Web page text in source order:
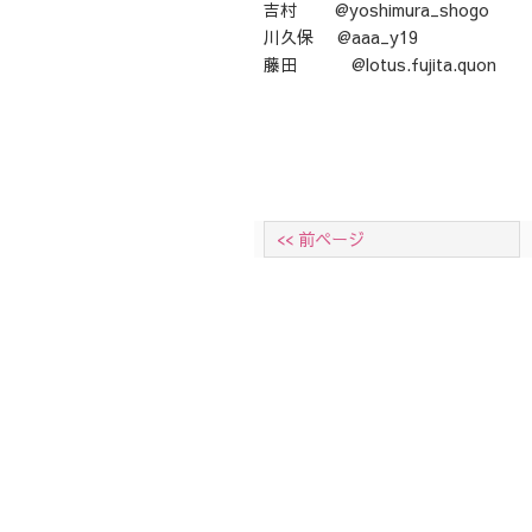
吉村 @yoshimura_shogo
川久保 @aaa_y19
藤田 @lotus.fujita.quon
<< 前ページ